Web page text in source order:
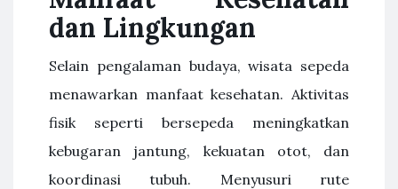
dan Lingkungan
Selain pengalaman budaya, wisata sepeda
menawarkan manfaat kesehatan. Aktivitas
fisik seperti bersepeda meningkatkan
kebugaran jantung, kekuatan otot, dan
koordinasi tubuh. Menyusuri rute